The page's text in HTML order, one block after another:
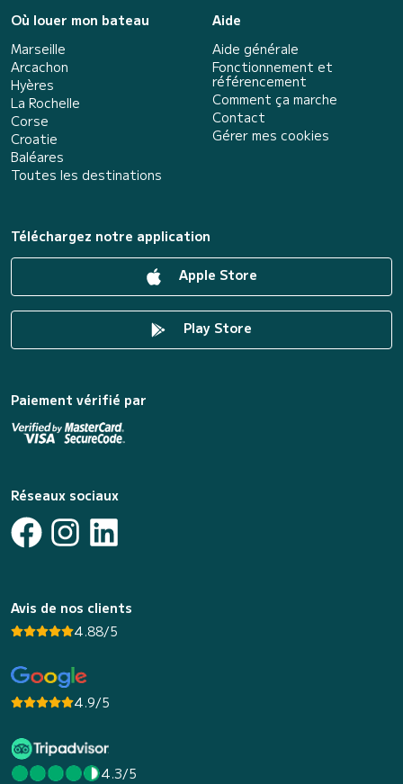
Où louer mon bateau
Marseille
Arcachon
Hyères
La Rochelle
Corse
Croatie
Baléares
Toutes les destinations
Aide
Aide générale
Fonctionnement et
référencement
Comment ça marche
Contact
Gérer mes cookies
Téléchargez notre application
Apple Store
Play Store
Paiement vérifié par
Réseaux sociaux
Avis de nos clients
4.88/5
4.9/5
4.3/5